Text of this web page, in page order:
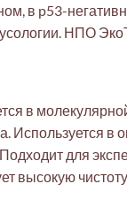
в p53-
НПО
в
Используется в
для
высокую чистоту